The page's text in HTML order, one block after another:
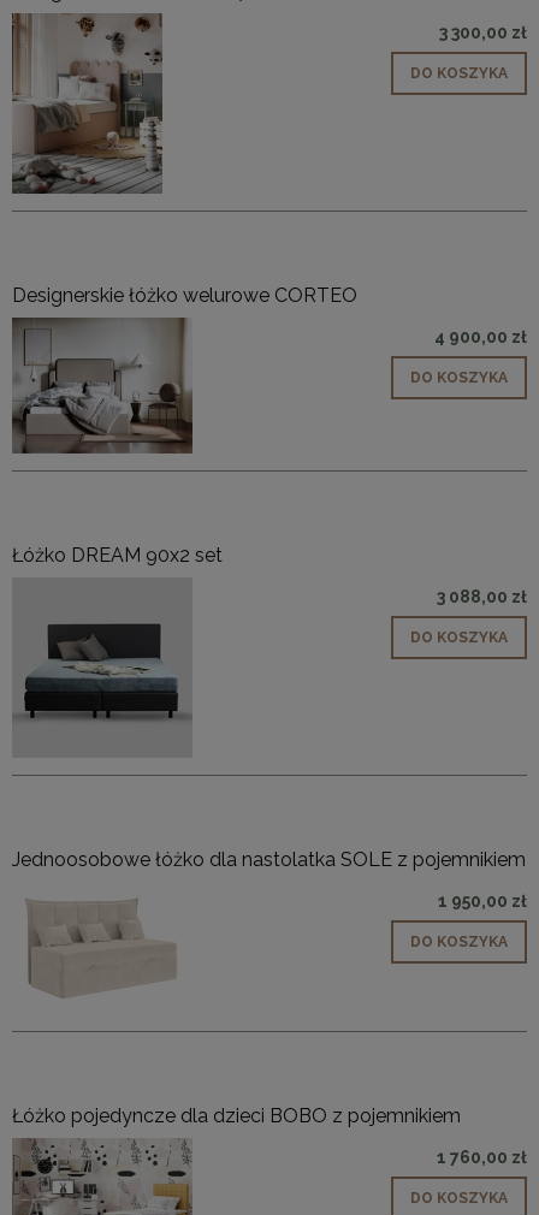
3 300,00 zł
DO KOSZYKA
Designerskie łóżko welurowe CORTEO
4 900,00 zł
DO KOSZYKA
Łóżko DREAM 90x2 set
3 088,00 zł
DO KOSZYKA
Jednoosobowe łóżko dla nastolatka SOLE z pojemnikiem
1 950,00 zł
DO KOSZYKA
Łóżko pojedyncze dla dzieci BOBO z pojemnikiem
1 760,00 zł
DO KOSZYKA